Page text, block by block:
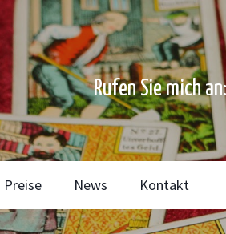
Rufen Sie mich
Preise News Kontakt